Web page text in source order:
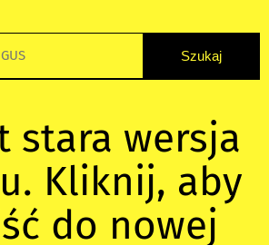
stara wersja
Kliknij, aby
do nowej